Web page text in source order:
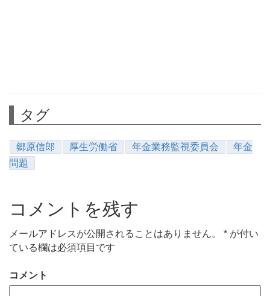
タグ
郷原信郎 厚生労働省 年金業務監視委員会
年金
問題
コメントを残す
メールアドレスが公開されることはありません。 * が付い
ている欄は必須項目です
コメント